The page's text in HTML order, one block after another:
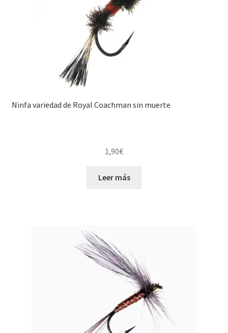
Ninfa variedad de Royal Coachman sin muerte
1,90€
Leer más